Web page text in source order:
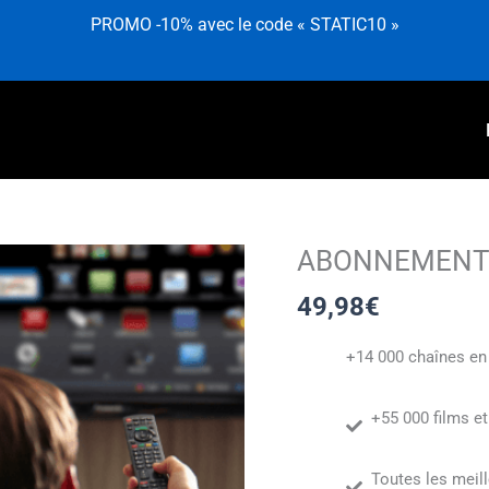
PROMO -10% avec le code « STATIC10 »
49,98€
+14 000 chaînes
+55 000 films
Toutes les
quantité
ABONNEMENT